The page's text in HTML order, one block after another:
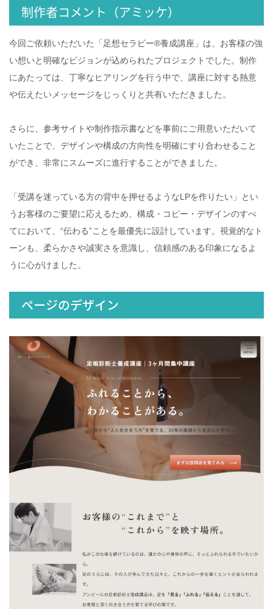
制作者コメント（アミッケ）
今回ご依頼いただいた「足想セラピー®養成講座」は、お客様の強
い想いと明確なビジョンが込められたプロジェクトでした。制作
にあたっては、丁寧なヒアリングを行う中で、講座に対する熱意
や伝えたいメッセージをじっくりと共有いただきました。
さらに、参考サイトや制作指示書などを事前にご用意いただいて
いたことで、デザインや構成の方向性を明確にすり合わせること
ができ、非常にスムーズに進行することができました。
「受講を迷っている方の背中を押せるようなLPを作りたい」とい
うお客様のご要望に応えるため、構成・コピー・デザインのすべ
てにおいて、“伝わる”ことを最優先に設計しています。視覚的なト
ーンも、柔らかさや誠実さを意識し、信頼感のある印象になるよ
うに心がけました。
ページのデザイン